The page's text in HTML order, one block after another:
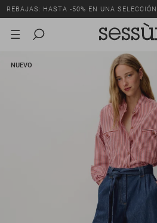
REBAJAS: HASTA -50% EN UNA SELECCIÓN
NUEVO